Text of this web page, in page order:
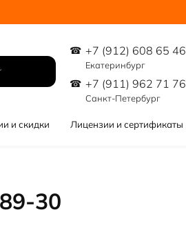
+7 (912) 608 65 46
Екатеринбург
+7 (911) 962 71 76
Санкт-Петербург
и скидки Лицензии и сертификаты
30